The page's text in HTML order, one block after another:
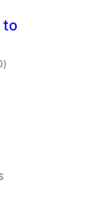
to
valoraciones
en
)